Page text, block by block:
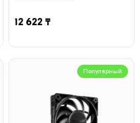
12 622 ₸
Популярный